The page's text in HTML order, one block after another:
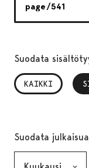
Suodata
KAIKKI ,
Suodata